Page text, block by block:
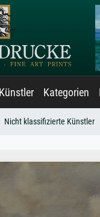
Künstler Kategorien
Nicht klassifizierte Künstler